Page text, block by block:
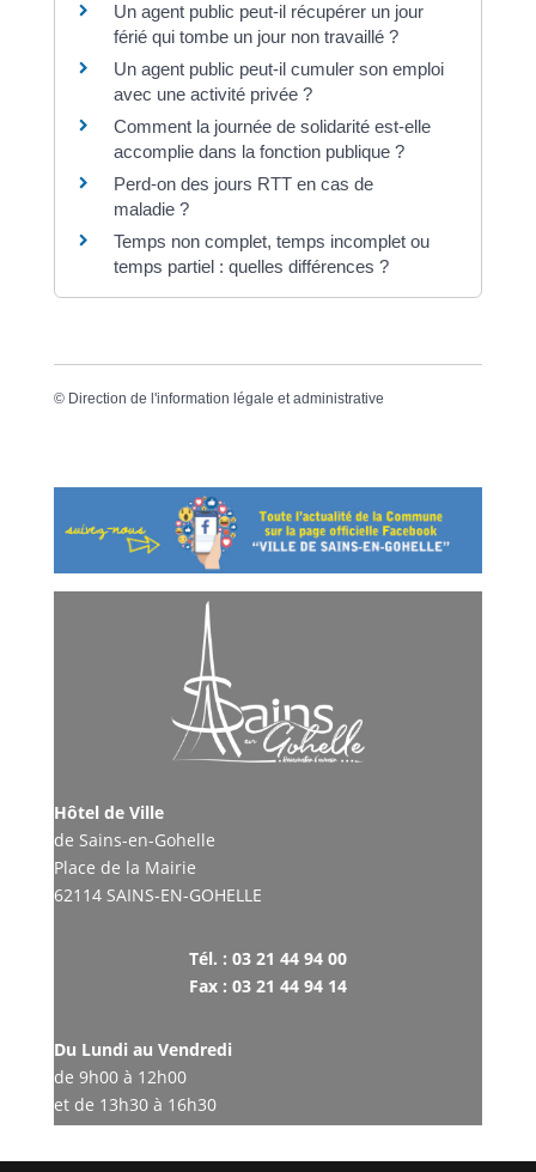
Un agent public peut-il récupérer un jour
férié qui tombe un jour non travaillé ?
Un agent public peut-il cumuler son emploi
avec une activité privée ?
Comment la journée de solidarité est-elle
accomplie dans la fonction publique ?
Perd-on des jours RTT en cas de
maladie ?
Temps non complet, temps incomplet ou
temps partiel : quelles différences ?
© Direction de l'information légale et administrative
Hôtel de Ville
de Sains-en-Gohelle
Place de la Mairie
62114 SAINS-EN-GOHELLE
Tél. : 03 21 44 94 00
Fax : 03 21 44 94 14
Du Lundi au Vendredi
de 9h00 à 12h00
et de 13h30 à 16h30